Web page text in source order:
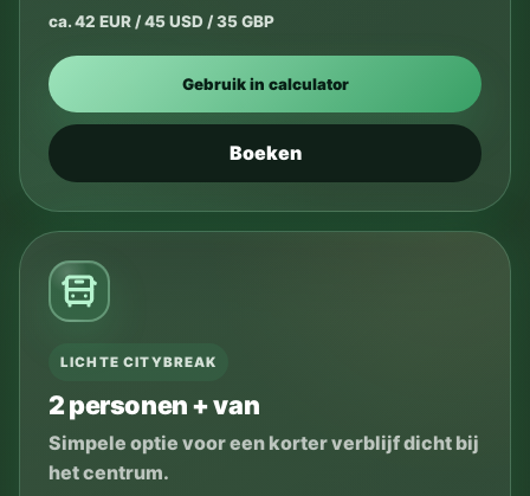
ca. 42 EUR / 45 USD / 35 GBP
Gebruik in calculator
Boeken
LICHTE CITYBREAK
2 personen + van
Simpele optie voor een korter verblijf dicht bij
het centrum.